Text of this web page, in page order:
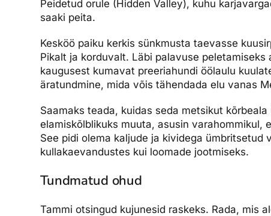
Peidetud orule (Hidden Valley), kuhu
saaki peita.
Kesköö paiku kerkis sünkmusta taevasse
Pikalt ja korduvalt. Läbi palavuse
kaugusest kumavat preeriahundi öölaulu
äratundmine, mida võis tähendada elu vanas
Saamaks teada, kuidas seda metsikut
elamiskõlblikuks muuta, asusin varahommikul,
See pidi olema kaljude ja kividega ümbritsetud
kullakaevandustes kui loomade jootmiseks.
Tundmatud ohud
Tammi otsingud kujunesid raskeks. Rada, mis